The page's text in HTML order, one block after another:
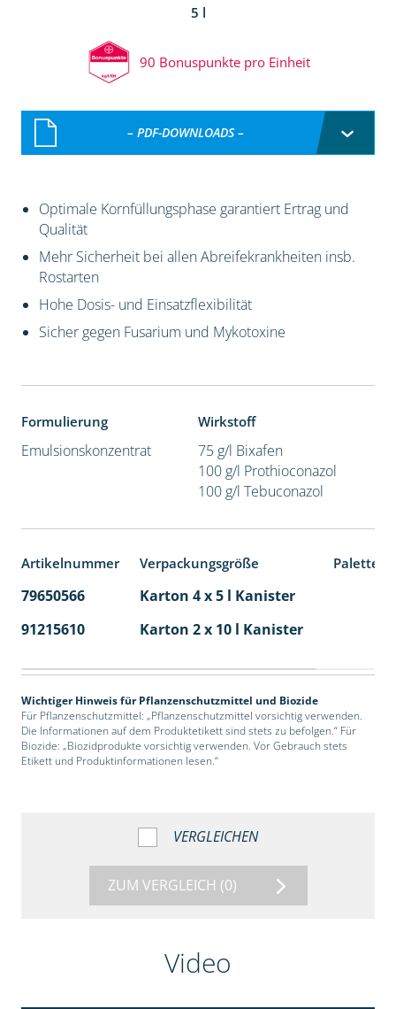
5 l
90 Bonuspunkte pro Einheit
– PDF-DOWNLOADS –
Optimale Kornfüllungsphase garantiert Ertrag und
Qualität
Mehr Sicherheit bei allen Abreifekrankheiten insb.
Rostarten
Hohe Dosis- und Einsatzflexibilität
Sicher gegen Fusarium und Mykotoxine
Formulierung
Emulsionskonzentrat
Wirkstoff
75 g/l Bixafen
100 g/l Prothioconazol
100 g/l Tebuconazol
Artikelnummer Verpackungsgröße
79650566 Karton 4 x 5 l Kanister
91215610
Karton 2 x 10 l Kanister
Wichtiger Hinweis für Pflanzenschutzmittel und Biozide
Für Pflanzenschutzmittel: „Pflanzenschutzmittel vorsichtig verwenden.
Die Informationen auf dem Produktetikett sind stets zu befolgen.“ Für
Biozide: „Biozidprodukte vorsichtig verwenden. Vor Gebrauch stets
Etikett und Produktinformationen lesen.“
VERGLEICHEN
ZUM VERGLEICH (0)
Video